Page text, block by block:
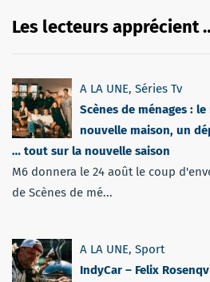
Les lecteurs apprécient
A LA UNE, Séries Tv
Scènes de ménages :
nouvelle maison, un
… tout sur la nouvelle saison
M6 donnera le 24 août le coup
de Scènes de mé...
A LA UNE, Sport
IndyCar – Felix